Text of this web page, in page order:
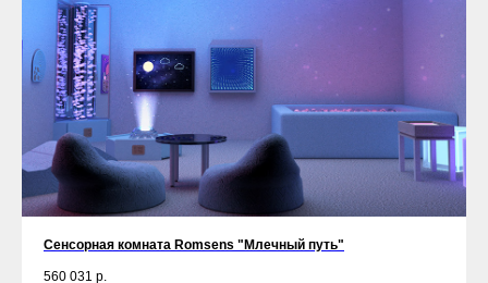
Сенсорная комната Romsens "Млечный путь"
560 031 р.